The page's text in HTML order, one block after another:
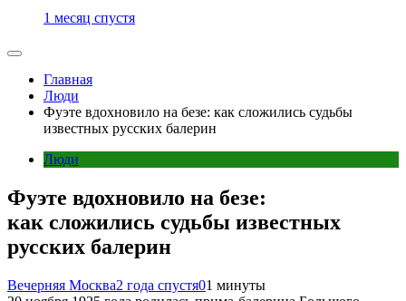
1 месяц спустя
Главная
Люди
Фуэте вдохновило на безе: как сложились судьбы
известных русских балерин
Люди
Фуэте вдохновило на безе:
как сложились судьбы известных
русских балерин
Вечерняя Москва2 года спустя01 минуты